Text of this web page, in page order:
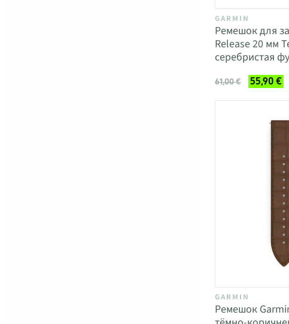
GARMIN
Ремешок для
Release 20 мм
серебристая
61,00 € 55,90 €
GARMIN
Ремешок